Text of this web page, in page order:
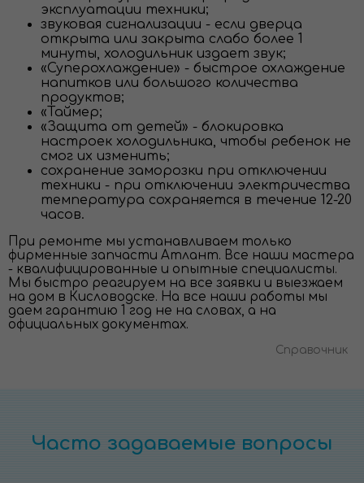
эксплуатации техники;
звуковая сигнализации - если дверца
открыта или закрыта слабо более 1
минуты, холодильник издает звук;
«Суперохлаждение» - быстрое охлаждение
напитков или большого количества
продуктов;
«Таймер;
«Защита от детей» - блокировка
настроек холодильника, чтобы ребенок не
смог их изменить;
сохранение заморозки при отключении
техники - при отключении электричества
температура сохраняется в течение 12-20
часов.
При ремонте мы устанавливаем только
фирменные запчасти Атлант. Все наши мастера
- квалифицированные и опытные специалисты.
Мы быстро реагируем на все заявки и выезжаем
на дом в Кисловодске. На все наши работы мы
даем гарантию 1 год не на словах, а на
официальных документах.
Справочник
Часто задаваемые вопросы